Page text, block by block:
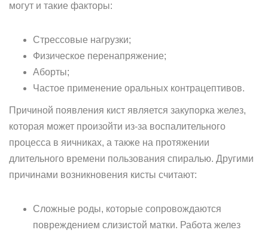
могут и такие факторы:
Стрессовые нагрузки;
Физическое перенапряжение;
Аборты;
Частое применение оральных контрацептивов.
Причиной появления кист является закупорка желез,
которая может произойти из-за воспалительного
процесса в яичниках, а также на протяжении
длительного времени пользования спиралью. Другими
причинами возникновения кисты считают:
Сложные роды, которые сопровождаются
повреждением слизистой матки. Работа желез